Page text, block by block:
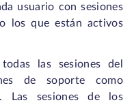
usuario con sesiones
los que están activos
las sesiones del
de soporte como
Las sesiones de los